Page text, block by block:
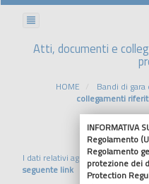
Atti, documenti e
HOME Bandi di
collegamenti
I dati relativi agli affidamenti
seguente link
INFORMATIVA
Regolamento
Regolamento
protezione dei
Protection